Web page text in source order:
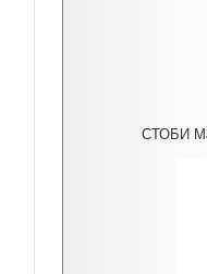
СТОБИ